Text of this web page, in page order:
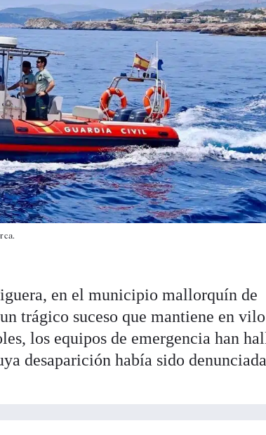
en el municipio mallorquín de
trágico suceso que mantiene en
los equipos de emergencia han
desaparición había sido